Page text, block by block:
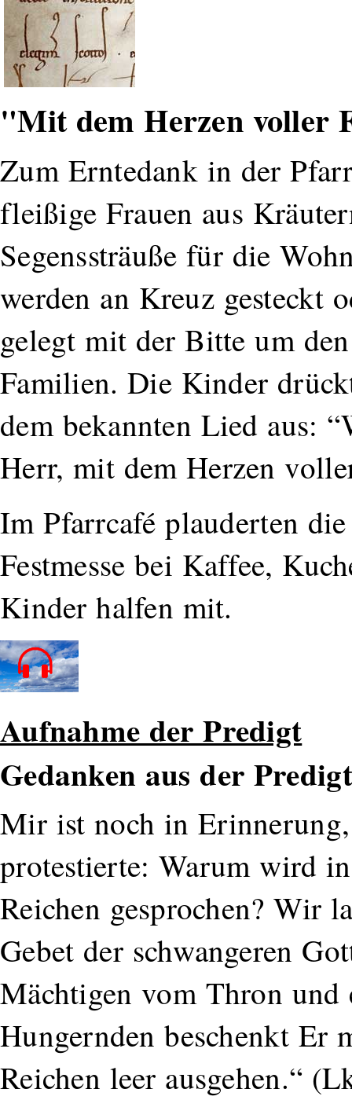
"Mit dem Herzen voller
Zum Erntedank in der
fleißige Frauen aus
Segenssträuße für die
werden an Kreuz gesteckt
gelegt mit der Bitte um
Familien. Die Kinder
dem bekannten Lied aus:
Herr, mit dem Herzen
Im Pfarrcafé plauderten
Festmesse bei Kaffee,
Kinder halfen mit.
Aufnahme der Predigt
Gedanken aus der Predigt
Mir ist noch in
protestierte: Warum wird
Reichen gesprochen? Wir
Gebet der schwangeren
Mächtigen vom Thron
Hungernden beschenkt Er
Reichen leer ausgehen.“